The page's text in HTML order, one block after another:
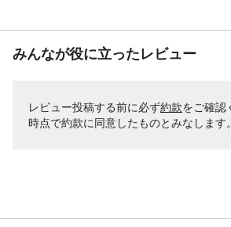
みんなが役に立ったレビュー
レビュー投稿する前に必ず約款をご確認
時点で約款に同意したものとみなします。